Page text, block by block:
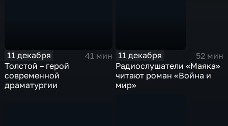
11 декабря
41 мин
Толстой – герой
современной
драматургии
11 декабря
52 мин
Радиослушатели «Маяка»
читают роман «Война и
мир»